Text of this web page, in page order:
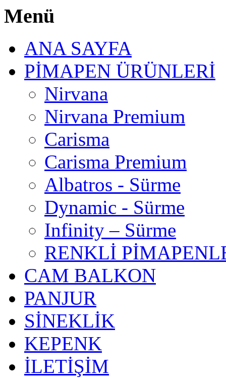
Menü
ANA SAYFA
PİMAPEN ÜRÜNLERİ
Nirvana
Nirvana Premium
Carisma
Carisma Premium
Albatros - Sürme
Dynamic - Sürme
Infinity – Sürme
RENKLİ
CAM BALKON
PANJUR
SİNEKLİK
KEPENK
İLETİŞİM